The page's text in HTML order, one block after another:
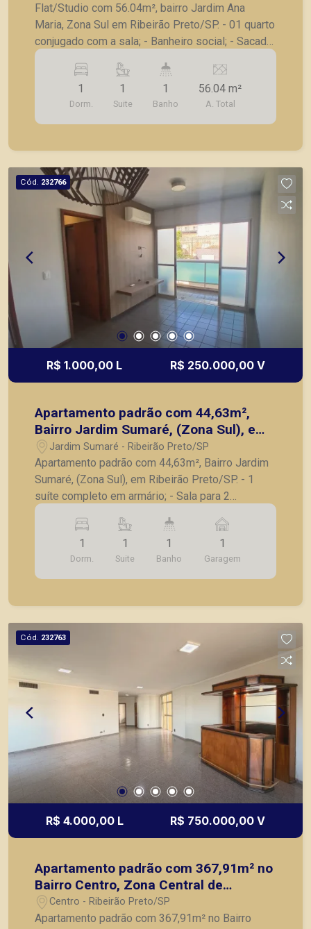
Flat/Studio com 56.04m², bairro Jardim Ana
Maria, Zona Sul em Ribeirão Preto/SP. - 01 quarto
conjugado com a sala; - Banheiro social; - Sacada;
- Cozinha planejada com cooktop de indução; -
Lavanderia; - 1 vaga de garagem. A Piramid tem
como objetivo atender seus clientes com
agilidade e segurança, em locação, vendas de
imóveis prontos, usados ou mesmo nos
1
Dorm.
1
Suite
1
Banho
56.04 m²
A. Total
Cód. 232766
R$ 1.000,00 L R$ 250.000,00 V
Apartamento padrão com 44,63m²,
Bairro Jardim Sumaré, (Zona Sul), em
Ribeirão Preto/SP.
Jardim Sumaré - Ribeirão Preto/SP
Apartamento padrão com 44,63m², Bairro Jardim
Sumaré, (Zona Sul), em Ribeirão Preto/SP. - 1
suíte completo em armário; - Sala para 2
ambientes com painel; - Cozinha com armários; -
Lavanderia; - Sacada; - 1 vaga de garagem.
Também temos imóveis no Nova Aliança, City
Ribeirão, casas e apartamentos próximos a
mercados, farmácias, escolas, além de pontos
1
Dorm.
1
Suite
1
Banho
1
Garagem
Cód. 232763
R$ 4.000,00 L R$ 750.000,00 V
Apartamento padrão com 367,91m² no
Bairro Centro, Zona Central de
Ribeirão Preto/SP:
Centro - Ribeirão Preto/SP
Apartamento padrão com 367,91m² no Bairro